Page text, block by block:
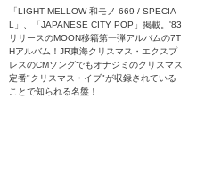
「LIGHT MELLOW 和モノ 669 / SPECIA
L」、「JAPANESE CITY POP」掲載。'83
リリースのMOON移籍第一弾アルバムの7T
Hアルバム！JR東海クリスマス・エクスプ
レスのCMソングでもオナジミのクリスマス
定番"クリスマス・イブ"が収録されている
ことで知られる名盤！